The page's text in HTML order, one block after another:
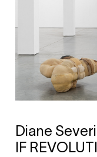
Diane
IF